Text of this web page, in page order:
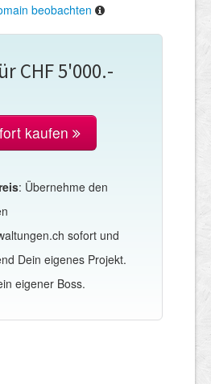
beobachten
CHF 5'000.-
kaufen
: Übernehme den
sofort und
Dein eigenes Projekt.
eigener Boss.